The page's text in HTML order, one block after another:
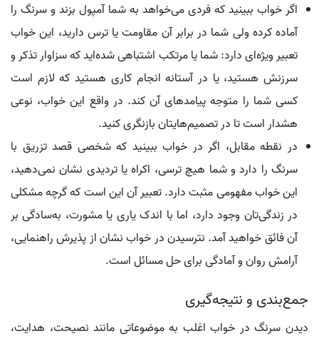
اگر خواب ببینید که فردی می‌خواهد به شما آمپول بزند و سرنگ را
آماده کرده ولی شما در برابر آن مقاومت یا ترس دارید، این خواب
تعبیر ویژه‌ای دارد: شما یا مرتکب اشتباهی شده‌اید که سزاوار تذکر و
سرزنش هستید، یا در آستانه انجام کاری هستید که لازم است
کسی شما را متوجه پیامدهای آن کند. در واقع این خواب، نوعی
هشدار است تا در تصمیم‌هایتان بازنگری کنید.
در نقطه مقابل، اگر در خواب ببینید که شخصی قصد تزریق با
سرنگ را دارد و شما هیچ ترسی، اکراه یا تردیدی نشان نمی‌دهید،
این خواب مفهومی مثبت دارد. تعبیر آن این است که گرچه مشکلی
در زندگی‌تان وجود دارد، اما با اندک یاری یا مشورت، به‌سادگی بر
آن فائق خواهید آمد. نترسیدن در خواب نشان از پذیرش راهنمایی،
آرامش روان و آمادگی برای حل مسائل است.
جمع‌بندی و نتیجه‌گیری
دیدن سرنگ در خواب اغلب به موضوعاتی مانند نصیحت، هدایت،